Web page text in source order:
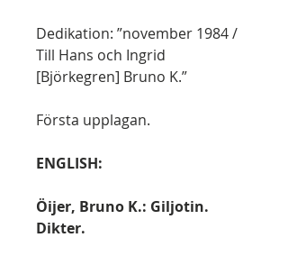
Dedikation: ”november 1984 /
Till Hans och Ingrid
[Björkegren] Bruno K.”
Första upplagan.
ENGLISH:
Öijer, Bruno K.: Giljotin.
Dikter.